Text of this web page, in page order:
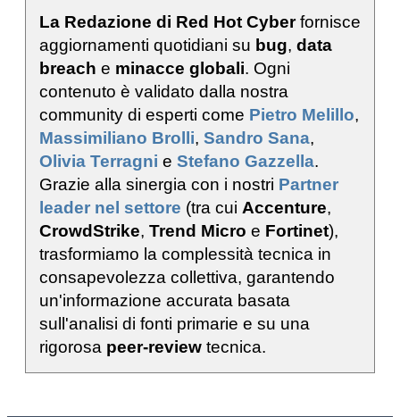
La Redazione di Red Hot Cyberfornisce
aggiornamenti quotidiani su bug, data
breach e minacce globali. Ogni
contenuto è validato dalla nostra
community di esperti come Pietro Melillo,
Massimiliano Brolli, Sandro Sana,
Olivia Terragni e Stefano Gazzella.
Grazie alla sinergia con i nostri Partner
leader nel settore (tra cui Accenture,
CrowdStrike, Trend Micro e Fortinet),
trasformiamo la complessità tecnica in
consapevolezza collettiva, garantendo
un'informazione accurata basata
sull'analisi di fonti primarie e su una
rigorosa peer-review tecnica.